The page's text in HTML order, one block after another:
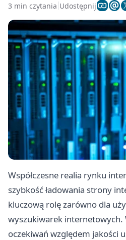
3 min czytania Udostępnij
Współczesne realia rynku
szybkość ładowania strony
kluczową rolę zarówno dla
wyszukiwarek internetowych.
oczekiwań względem jakości